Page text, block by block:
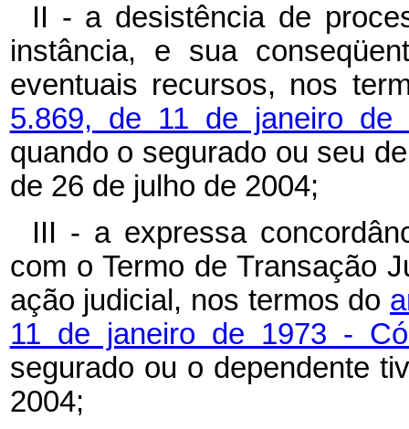
II - a desistência de
instância, e sua
eventuais recursos, nos
5.869, de 11 de janeiro
quando o segurado ou seu
de 26 de julho de 2004;
III - a expressa
com o Termo de Transação
ação judicial, nos termos do
11 de janeiro de 1973 -
segurado ou o dependente
2004;